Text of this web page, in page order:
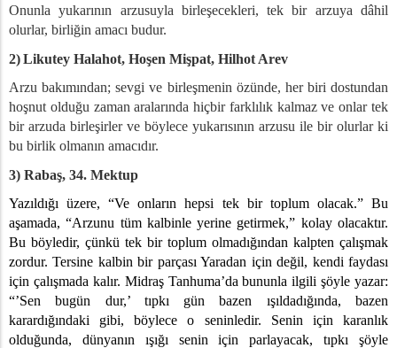
- Arvut (Karşılıklı Sorumluluk)
- İhsan Etmenin Eksikliğini Yaşamak
- Kalbin Katılaşması – Yaradan İçin Özlem Duymaya Davet
- Onlunun Merkezi – İsrail Kongresine Hazırlık
- Kişinin kendisini Çevresinin Üstüne Yükseltmesinin
- Dua 2
Onunla yukarının arzusuyla birleşecekleri, tek bir arzuya dâhil
olurlar, birliğin amacı budur.
2)Likutey Halahot, Hoşen Mişpat, Hilhot Arev
Arzu bakımından; sevgi ve birleşmenin özünde, her biri dostundan
hoşnut olduğu zaman aralarında hiçbir farklılık kalmaz ve onlar tek
bir arzuda birleşirler ve böylece yukarısının arzusu ile bir olurlar ki
bu birlik olmanın amacıdır.
3) Rabaş, 34. Mektup
Yazıldığı üzere, “Ve onların hepsi tek bir toplum olacak.” Bu
aşamada, “Arzunu tüm kalbinle yerine getirmek,” kolay olacaktır.
Bu böyledir, çünkü tek bir toplum olmadığından kalpten çalışmak
zordur. Tersine kalbin bir parçası Yaradan için değil, kendi faydası
için çalışmada kalır. Midraş Tanhuma’da bununla ilgili şöyle yazar:
“’Sen bugün dur,’ tıpkı gün bazen ışıldadığında, bazen
karardığındaki gibi, böylece o seninledir. Senin için karanlık
olduğunda, dünyanın ışığı senin için parlayacak, tıpkı şöyle